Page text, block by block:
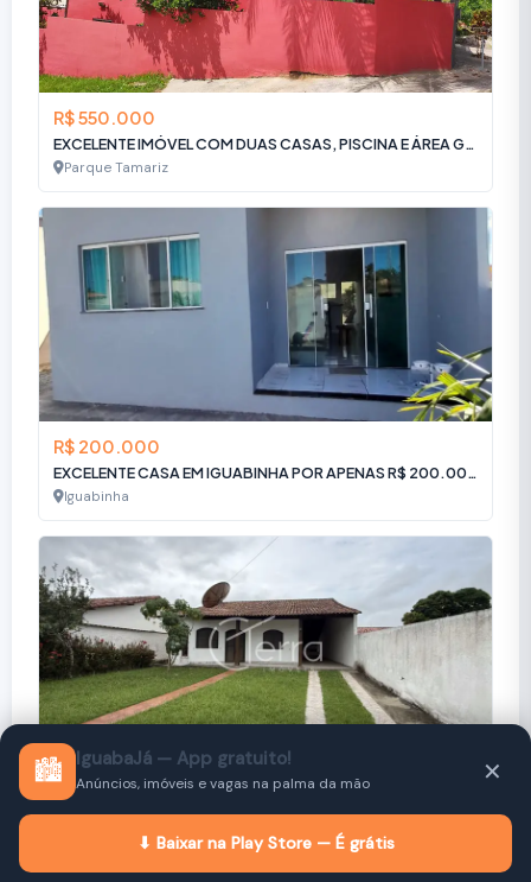
R$ 550.000
EXCELENTE IMÓVEL COM DUAS CASAS, PISCINA E ÁREA GOURMET
Parque Tamariz
R$ 200.000
EXCELENTE CASA EM IGUABINHA POR APENAS R$ 200.000!
Iguabinha
R$ 320.000
🏙️ IguabaJá — App gratuito!
Anúncios, imóveis e vagas na palma da mão ✕
⬇ Baixar na Play Store — É grátis